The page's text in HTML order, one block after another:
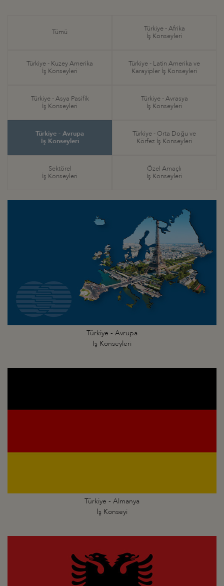
Tümü
Türkiye - Afrika
İş Konseyleri
Türkiye - Kuzey Amerika
İş Konseyleri
Türkiye - Latin Amerika ve
Karayipler İş Konseyleri
Türkiye - Asya Pasifik
İş Konseyleri
Türkiye - Avrasya
İş Konseyleri
Türkiye - Avrupa
İş Konseyleri
Türkiye - Orta Doğu ve
Körfez İş Konseyleri
Sektörel
İş Konseyleri
Özel Amaçlı
İş Konseyleri
Türkiye - Avrupa
İş Konseyleri
Türkiye - Almanya
İş Konseyi